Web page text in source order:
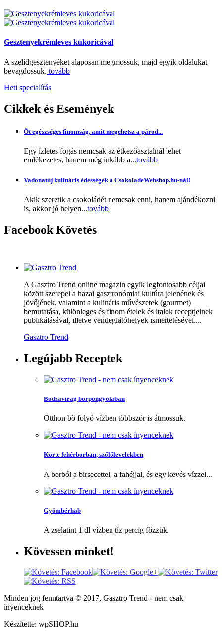
Gesztenyekrémleves kukoricával
A szelídgesztenyéket alaposan megmossuk, majd egyik oldalukat
bevagdossuk. tovább
Heti specialítás
Cikkek és Események
Öt egészséges finomság, amit megehetsz a párod...
Egy ízletes fogás nemcsak az étkezőasztalnál lehet
emlékezetes, hanem még inkább a...tovább
Vadonatúj kulináris édességek a CsokoladeWebshop.hu-nál!
Akik szeretik a csokoládét nemcsak enni, hanem ajándékozni
is, akkor jó helyen...tovább
Facebook Követés
A Gasztro Trend online magazin egyik legfontosabb céljai
között szerepel a hazai gasztronómiai kultúra jelenének és
jövőjének, valamint a kulináris művészetek (gourmet)
bemutatása, különleges és finom ételek és italok receptjeinek
publikálásával, illetve vendéglátóhelyek ismertetésével....
Gasztro Trend
Legújabb Receptek
Bodzavirág borpongyolában
Otthon bő folyó vízben többször is átmossuk.
Körte fehérborban, szőlőlevelekben
A borból a birsecettel, a fahéjjal, és egy kevés vízzel...
Gyömbérhab
A zselatint 1 dl vízben tíz percig főzzük.
Kövessen minket!
Minden jog fenntartva © 2017, Gasztro Trend - nem csak
ínyenceknek
Készítette: wpSHOP.hu